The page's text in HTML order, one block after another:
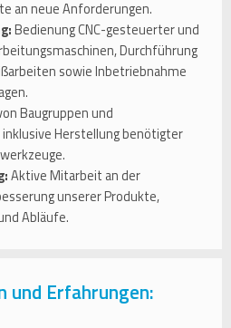
an neue Anforderungen.
Bedienung CNC-gesteuerter und
Durchführung
sowie Inbetriebnahme
Baugruppen und
Herstellung benötigter
Aktive Mitarbeit an der
unserer Produkte,
Abläufe.
und Erfahrungen: